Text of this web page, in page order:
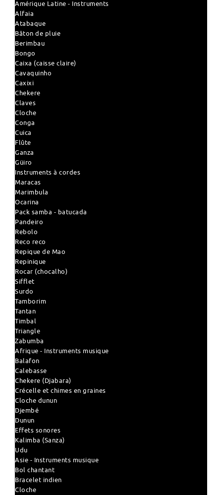
Amérique Latine - Instruments
Alfaia
Atabaque
Bâton de pluie
Berimbau
Bongo
Caixa (caisse claire)
Cavaquinho
Caxixi
Chekere
Claves
Cloche
Conga
Cuica
Flûte
Ganza
Güiro
Instruments à cordes
Maracas
Marimbula
Ocarina
Pack samba - batucada
Pandeiro
Rebolo
Reco reco
Repique de Mao
Repinique
Rocar (chocalho)
Sifflet
Surdo
Tamborim
Tantan
Timbal
Triangle
Zabumba
Afrique - Instruments musique
Balafon
Calebasse
Chekere (Djabara)
Crécelle et chimes en graines
Cloche dunun
Djembé
Dunun
Effets sonores
Kalimba (Sanza)
Udu
Asie - Instruments musique
Bol chantant
Bracelet indien
Cloche